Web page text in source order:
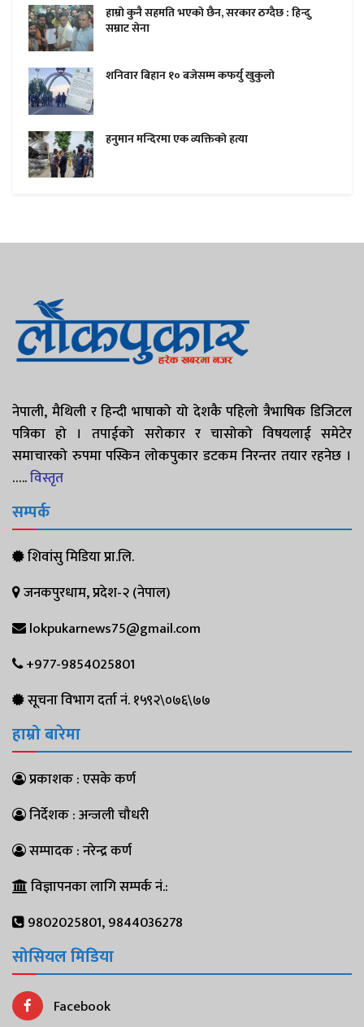
हाम्राे कुनै सहमति भएकाे छैन, सरकार ठग्दैछ : हिन्दु
सम्राट सेना
शनिवार बिहान १० बजेसम्म कफर्यु खुकुलाे
हनुमान मन्दिरमा एक व्यक्तिकाे हत्या
नेपाली, मैथिली र हिन्दी भाषाको यो देशकै पहिलो त्रैभाषिक डिजिटल
पत्रिका हो । तपाईको सरोकार र चासोको विषयलाई समेटेर
समाचारको रुपमा पस्किन लोकपुकार डटकम निरन्तर तयार रहनेछ ।
…..विस्तृत
सम्पर्क
शिवांसु मिडिया प्रा.लि.
जनकपुरधाम, प्रदेश-२ (नेपाल)
lokpukarnews75@gmail.com
+977-9854025801
सूचना विभाग दर्ता नं. १५९२\०७६\७७
हाम्रो बारेमा
प्रकाशक : एसके कर्ण
निर्देशक : अन्जली चौधरी
सम्पादक : नरेन्द्र कर्ण
विज्ञापनका लागि सम्पर्क नं.:
9802025801, 9844036278
सोसियल मिडिया
Facebook